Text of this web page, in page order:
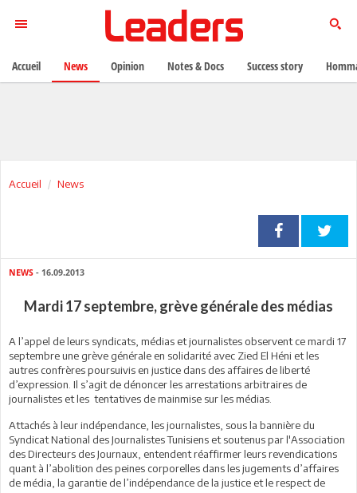
Accueil News
NEWS - 16.09.2013
Mardi 17 septembre, grève générale des médias
A l’appel de leurs syndicats, médias et journalistes observent ce mardi 17
septembre une grève générale en solidarité avec Zied El Héni et les
autres confrères poursuivis en justice dans des affaires de liberté
d’expression. Il s’agit de dénoncer les arrestations arbitraires de
journalistes et les tentatives de mainmise sur les médias.
Attachés à leur indépendance, les journalistes, sous la bannière du
Syndicat National des Journalistes Tunisiens et soutenus par l'Association
des Directeurs des Journaux, entendent réaffirmer leurs revendications
quant à l’abolition des peines corporelles dans les jugements d’affaires
de média, la garantie de l’indépendance de la justice et le respect de
Accueil News Opinion Notes & Docs Success story